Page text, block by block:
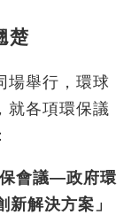
楚
場舉行，環球
就各項環保議
保會議—政府環
新解決方案」